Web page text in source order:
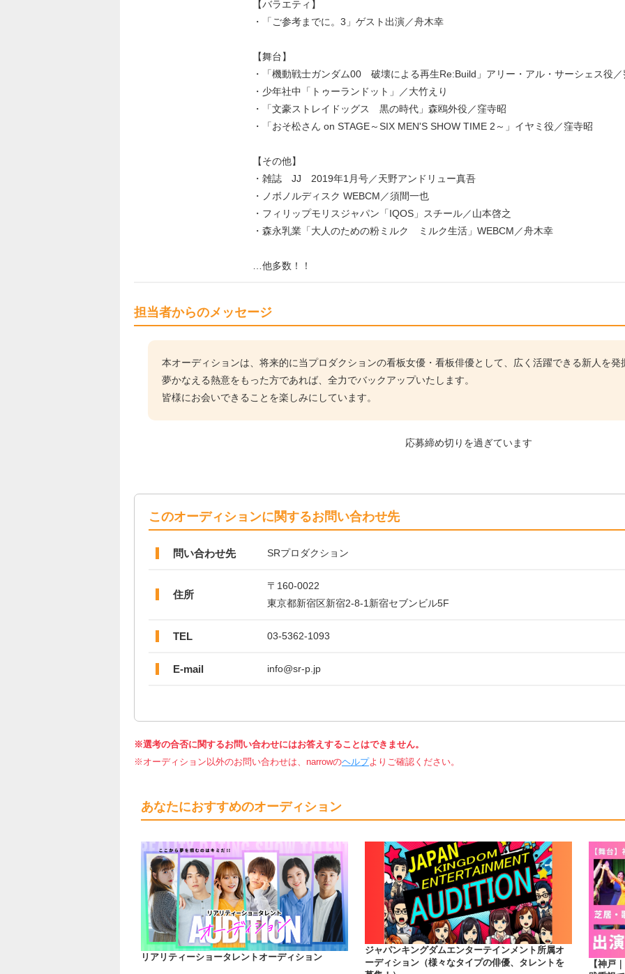
【バラエティ】
・「ご参考までに。3」ゲスト出演／舟木幸
【舞台】
・「機動戦士ガンダム00 破壊による再生Re:Build」アリー・アル・サーシェス役／
・少年社中「トゥーランドット」／大竹えり
・「文豪ストレイドッグス 黒の時代」森鴎外役／窪寺昭
・「おそ松さん on STAGE～SIX MEN'S SHOW TIME 2～」イヤミ役／窪寺昭
【その他】
・雑誌 JJ 2019年1月号／天野アンドリュー真吾
・ノボノルディスク WEBCM／須間一也
・フィリップモリスジャパン「IQOS」スチール／山本啓之
・森永乳業「大人のための粉ミルク ミルク生活」WEBCM／舟木幸
…他多数！！
担当者からのメッセージ
本オーディションは、将来的に当プロダクションの看板女優・看板俳優として、広く活躍できる新人を
夢かなえる熱意をもった方であれば、全力でバックアップいたします。
皆様にお会いできることを楽しみにしています。
応募締め切りを過ぎています
このオーディションに関するお問い合わせ先
問い合わせ先 SRプロダクション
住所
〒160-0022
東京都新宿区新宿2-8-1新宿セブンビル5F
TEL 03-5362-1093
E-mail info@sr-p.jp
※選考の合否に関するお問い合わせにはお答えすることはできません。
※オーディション以外のお問い合わせは、narrowのヘルプよりご確認ください。
あなたにおすすめのオーディション
リアリティーショータレントオーディション
ジャパンキングダムエンターテインメント所属オ
ーディション（様々なタイプの俳優、タレントを
【神戸